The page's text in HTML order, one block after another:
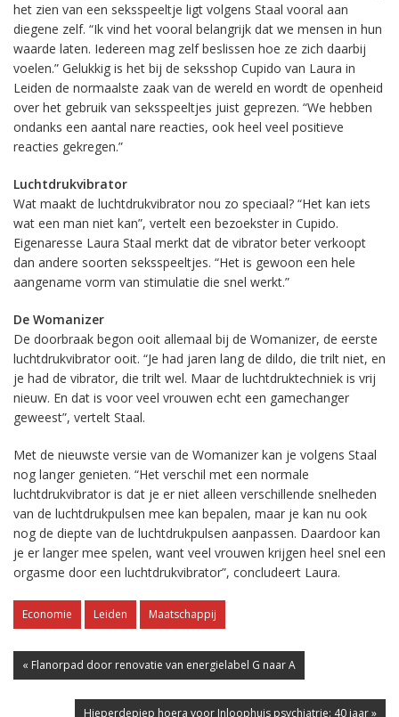
het zien van een seksspeeltje ligt volgens Staal vooral aan
diegene zelf. “Ik vind het vooral belangrijk dat we mensen in hun
waarde laten. Iedereen mag zelf beslissen hoe ze zich daarbij
voelen.” Gelukkig is het bij de seksshop Cupido van Laura in
Leiden de normaalste zaak van de wereld en wordt de openheid
over het gebruik van seksspeeltjes juist geprezen. “We hebben
ondanks een aantal nare reacties, ook heel veel positieve
reacties gekregen.”
Luchtdrukvibrator
Wat maakt de luchtdrukvibrator nou zo speciaal? “Het kan iets
wat een man niet kan”, vertelt een bezoekster in Cupido.
Eigenaresse Laura Staal merkt dat de vibrator beter verkoopt
dan andere soorten seksspeeltjes. “Het is gewoon een hele
aangename vorm van stimulatie die snel werkt.”
De Womanizer
De doorbraak begon ooit allemaal bij de Womanizer, de eerste
luchtdrukvibrator ooit. “Je had jaren lang de dildo, die trilt niet, en
je had de vibrator, die trilt wel. Maar de luchtdruktechniek is vrij
nieuw. En dat is voor veel vrouwen echt een gamechanger
geweest”, vertelt Staal.
Met de nieuwste versie van de Womanizer kan je volgens Staal
nog langer genieten. “Het verschil met een normale
luchtdrukvibrator is dat je er niet alleen verschillende snelheden
van de luchtdrukpulsen mee kan bepalen, maar je kan nu ook
nog de diepte van de luchtdrukpulsen aanpassen. Daardoor kan
je er langer mee spelen, want veel vrouwen krijgen heel snel een
orgasme door een luchtdrukvibrator”, concludeert Laura.
Economie Leiden Maatschappij
« Flanorpad door renovatie van energielabel G naar A
Hieperdepiep hoera voor Inloophuis psychiatrie: 40 jaar »